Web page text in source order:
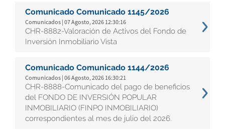
Comunicado Comunicado 1145/2026
Comunicados | 07 Agosto, 2026 12:30:16
CHR-8882-Valoración de Activos del Fondo de
Inversión Inmobiliario Vista
Comunicado Comunicado 1144/2026
Comunicados | 06 Agosto, 2026 16:30:21
CHR-8888-Comunicado del pago de beneficios
del FONDO DE INVERSIÓN POPULAR
INMOBILIARIO (FINPO INMOBILIARIO)
correspondientes al mes de julio del 2026.